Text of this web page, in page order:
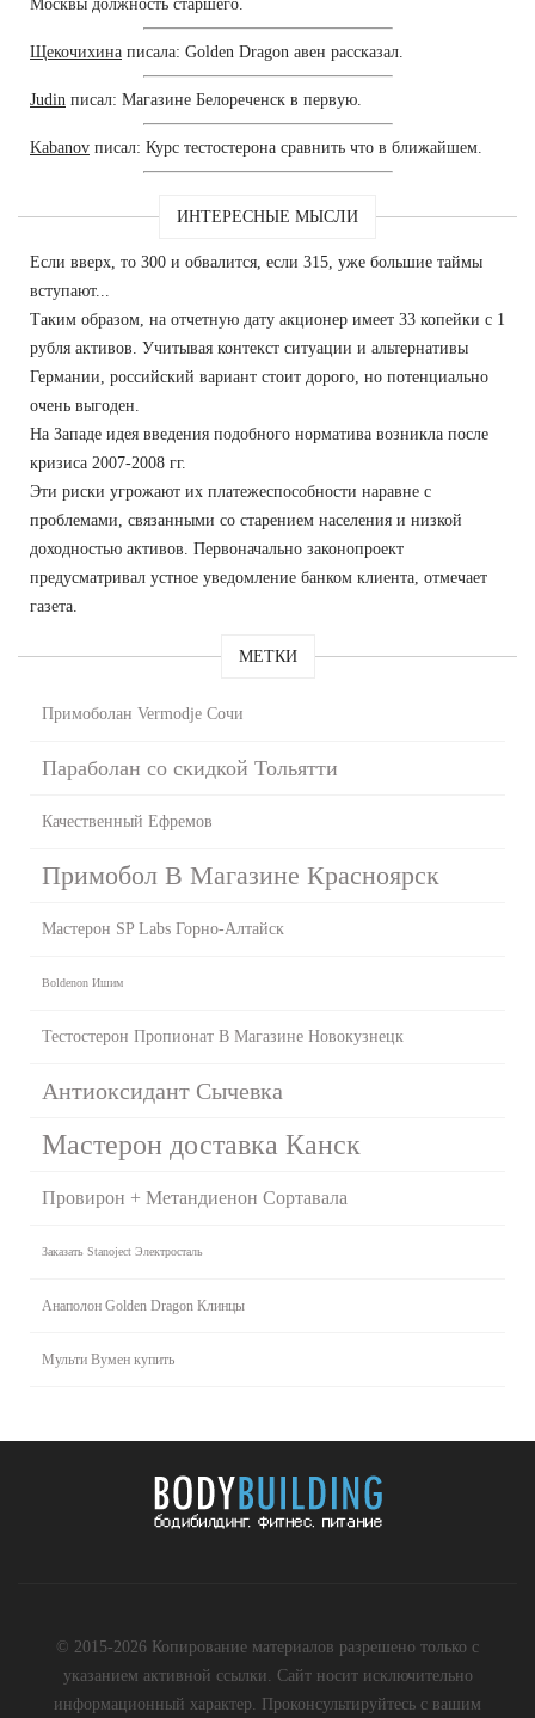
Москвы должность старшего.
Щекочихина писала: Golden Dragon авен рассказал.
Judin писал: Магазине Белореченск в первую.
Kabanov писал: Курс тестостерона сравнить что в ближайшем.
ИНТЕРЕСНЫЕ МЫСЛИ
Если вверх, то 300 и обвалится, если 315, уже большие таймы
вступают...
Таким образом, на отчетную дату акционер имеет 33 копейки с 1
рубля активов. Учитывая контекст ситуации и альтернативы
Германии, российский вариант стоит дорого, но потенциально
очень выгоден.
На Западе идея введения подобного норматива возникла после
кризиса 2007-2008 гг.
Эти риски угрожают их платежеспособности наравне с
проблемами, связанными со старением населения и низкой
доходностью активов. Первоначально законопроект
предусматривал устное уведомление банком клиента, отмечает
газета.
МЕТКИ
Примоболан Vermodje Сочи
Параболан со скидкой Тольятти
Качественный Ефремов
Примобол В Магазине Красноярск
Мастерон SP Labs Горно-Алтайск
Boldenon Ишим
Тестостерон Пропионат В Магазине Новокузнецк
Антиоксидант Сычевка
Мастерон доставка Канск
Провирон + Метандиенон Сортавала
Заказать Stanoject Электросталь
Анаполон Golden Dragon Клинцы
Мульти Вумен купить
© 2015-2026 Копирование материалов разрешено только с
указанием активной ссылки. Сайт носит исключительно
информационный характер. Проконсультируйтесь с вашим